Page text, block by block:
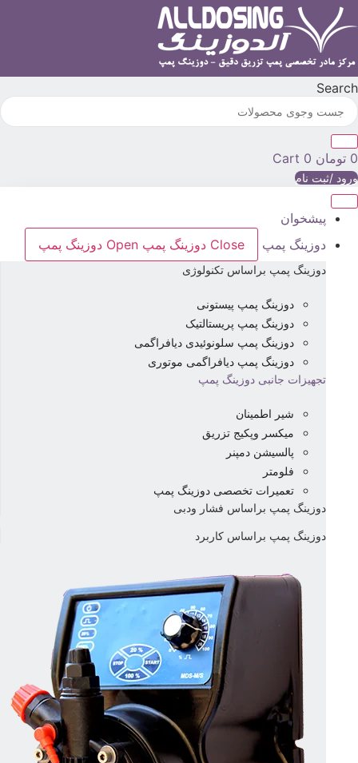
Search
0 تومان 0
Cart
ورود /ثبت نام
پیشخوان
دوزینگ پمپ
Close دوزینگ پمپ Open دوزینگ پمپ
دوزینگ پمپ براساس تکنولوژی
دوزینگ پمپ پیستونی
دوزینگ پمپ پریستالتیک
دوزینگ پمپ سلونوئیدی دیافراگمی
دوزینگ پمپ دیافراگمی موتوری
تجهیزات جانبی دوزینگ پمپ
شیر اطمینان
میکسر وپکیج تزریق
پالسیشن دمپنر
فلومتر
تعمیرات تخصصی دوزینگ پمپ
دوزینگ پمپ براساس فشار ودبی
دوزینگ پمپ براساس کاربرد